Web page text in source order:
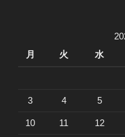
月
火 水
3 4 5
10 11 12